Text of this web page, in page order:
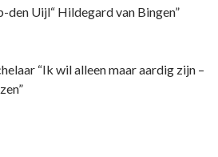
Uijl“ Hildegard van Bingen”
“Ik wil alleen maar aardig zijn –